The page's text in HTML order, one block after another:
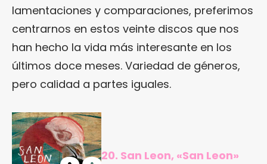
lamentaciones y comparaciones, preferimos
centrarnos en estos veinte discos que nos
han hecho la vida más interesante en los
últimos doce meses. Variedad de géneros,
pero calidad a partes iguales.
20. San Leon, «San Leon»